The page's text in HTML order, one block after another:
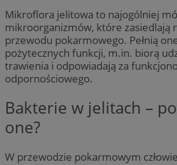
Mikroflora jelitowa to najogólniej
mikroorganizmów, które zasiedlają
przewodu pokarmowego. Pełnią
pożytecznych funkcji, m.in. biorą
trawienia i odpowiadają za
odpornościowego.
Bakterie w jelitach –
one?
W przewodzie pokarmowym